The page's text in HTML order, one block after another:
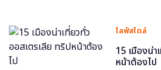
ไลฟ์สไตล์
15 เมืองน่า
หน้าต้องไป